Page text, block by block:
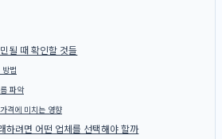
될 때 확인할 것들
법
파악
격에 미치는 영향
하려면 어떤 업체를 선택해야 할까